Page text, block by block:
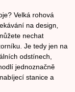
Velká rohová
na design,
nechat
Je tedy jen na
odstínech,
jednoznačně
stanice a